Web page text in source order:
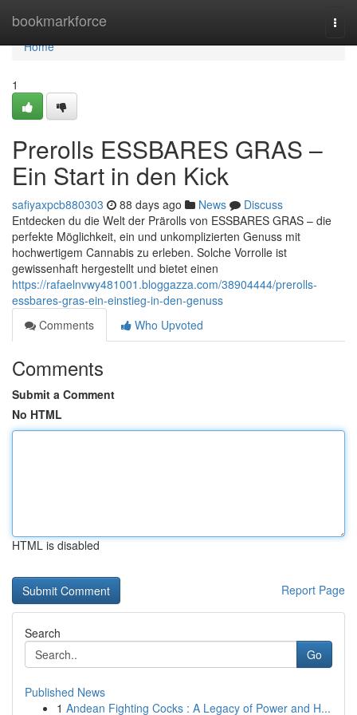
bookmarkforce
Home
Home
1
Prerolls ESSBARES GRAS –
Ein Start in den Kick
safiyaxpcb880303 88 days ago News
Discuss
Entdecken du die Welt der Prärolls von ESSBARES GRAS – die
perfekte Möglichkeit, ein und unkomplizierten Genuss mit
hochwertigem Cannabis zu erleben. Solche Vorrolle ist
gewissenhaft hergestellt und bietet einen
https://rafaelnvwy481001.bloggazza.com/38904444/prerolls-
essbares-gras-ein-einstieg-in-den-genuss
Comments
Who Upvoted
Comments
Submit a Comment
No HTML
HTML is disabled
Report Page
Search
Go
Published News
1 Andean Fighting Cocks : A Legacy of Power and H...